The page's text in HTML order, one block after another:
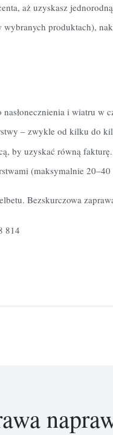
aż uzyskasz
produktach),
i wiatru w
– zwykle od kilku do
by uzyskać równą fakturę.
(maksymalnie 20–40
Bezskurczowa
814